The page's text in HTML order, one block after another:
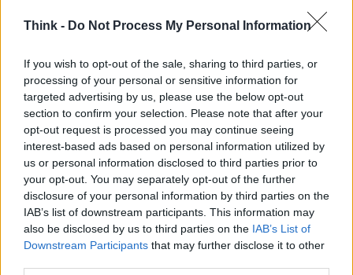
Think - Do Not Process My Personal Information
If you wish to opt-out of the sale, sharing to third parties, or
processing of your personal or sensitive information for
targeted advertising by us, please use the below opt-out
section to confirm your selection. Please note that after your
opt-out request is processed you may continue seeing
interest-based ads based on personal information utilized by
us or personal information disclosed to third parties prior to
your opt-out. You may separately opt-out of the further
disclosure of your personal information by third parties on the
IAB’s list of downstream participants. This information may
also be disclosed by us to third parties on the IAB’s List of
Downstream Participants that may further disclose it to other
intenzione di aspettare. Non perderti le prossime
mosse di questi marchi, perché le sorprese non
sono finite qui! 🔥
In conclusione, il panorama delle auto elettriche nel
Regno Unito è in continua evoluzione e le nuove
agevolazioni potrebbero cambiare le carte in
tavola. Resta sintonizzato per ulteriori
aggiornamenti, perché il futuro dell’automotive è
più elettrico che mai! ✨
AUTORE